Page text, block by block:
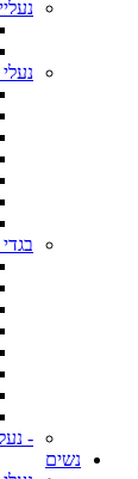
-
נשים